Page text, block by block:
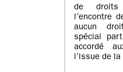
de droits
l’encontre
aucun
spécial
accordé
l’issue de